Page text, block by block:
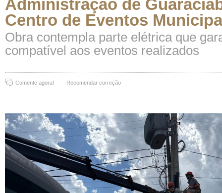
Administração de
Centro de Eventos
Obra contempla parte elétrica que
compatível aos eventos realizados
Comente agora! Recomendar correção